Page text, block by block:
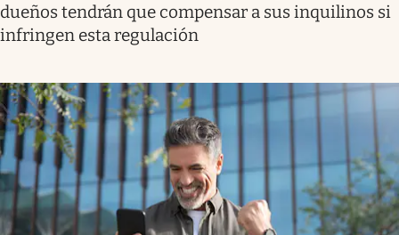
dueños tendrán que compensar a sus inquilinos si
infringen esta regulación